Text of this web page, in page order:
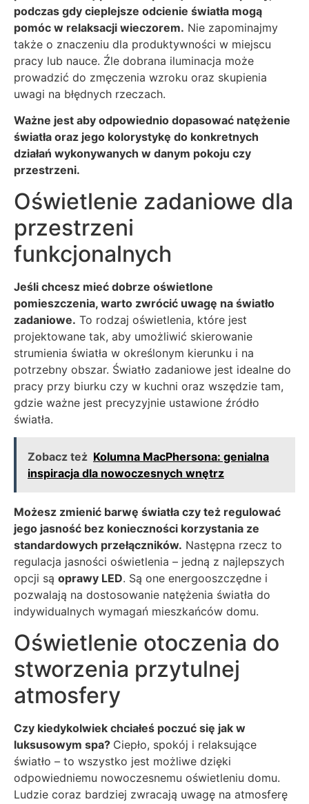
podczas gdy cieplejsze odcienie światła mogą
pomóc w relaksacji wieczorem. Nie zapominajmy
także o znaczeniu dla produktywności w miejscu
pracy lub nauce. Źle dobrana iluminacja może
prowadzić do zmęczenia wzroku oraz skupienia
uwagi na błędnych rzeczach.
Ważne jest aby odpowiednio dopasować natężenie
światła oraz jego kolorystykę do konkretnych
działań wykonywanych w danym pokoju czy
przestrzeni.
Oświetlenie zadaniowe dla
przestrzeni
funkcjonalnych
Jeśli chcesz mieć dobrze oświetlone
pomieszczenia, warto zwrócić uwagę na światło
zadaniowe. To rodzaj oświetlenia, które jest
projektowane tak, aby umożliwić skierowanie
strumienia światła w określonym kierunku i na
potrzebny obszar. Światło zadaniowe jest idealne do
pracy przy biurku czy w kuchni oraz wszędzie tam,
gdzie ważne jest precyzyjnie ustawione źródło
światła.
Zobacz też Kolumna MacPhersona: genialna
inspiracja dla nowoczesnych wnętrz
Możesz zmienić barwę światła czy też regulować
jego jasność bez konieczności korzystania ze
standardowych przełączników. Następna rzecz to
regulacja jasności oświetlenia – jedną z najlepszych
opcji są oprawy LED. Są one energooszczędne i
pozwalają na dostosowanie natężenia światła do
indywidualnych wymagań mieszkańców domu.
Oświetlenie otoczenia do
stworzenia przytulnej
atmosfery
Czy kiedykolwiek chciałeś poczuć się jak w
luksusowym spa? Ciepło, spokój i relaksujące
światło – to wszystko jest możliwe dzięki
odpowiedniemu nowoczesnemu oświetleniu domu.
Ludzie coraz bardziej zwracają uwagę na atmosferę